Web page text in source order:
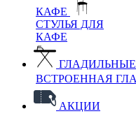
КАФЕ
СТУЛЬЯ ДЛЯ
КАФЕ
ВСТРОЕННАЯ
АКЦИИ